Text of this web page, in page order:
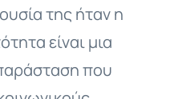
της ήταν η
είναι μια
που